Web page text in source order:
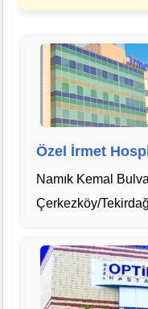
Özel İrmet
Namık Kemal
Çerkezköy/Tekirdağ